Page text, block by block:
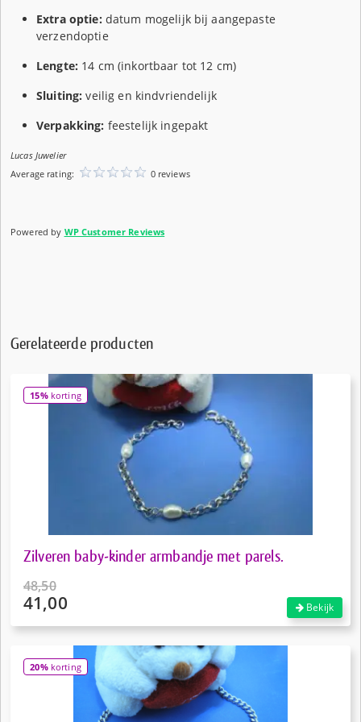
Extra optie: datum mogelijk bij aangepaste
verzendoptie
Lengte: 14 cm (inkortbaar tot 12 cm)
Sluiting: veilig en kindvriendelijk
Verpakking: feestelijk ingepakt
Lucas Juwelier
Average rating:
0 reviews
Powered by WP Customer Reviews
Gerelateerde producten
15%korting
Zilveren baby-kinder armbandje met parels.
48,50
Oorspronkelijke
41,00
is:
€41,00.
Bekijk
20%korting